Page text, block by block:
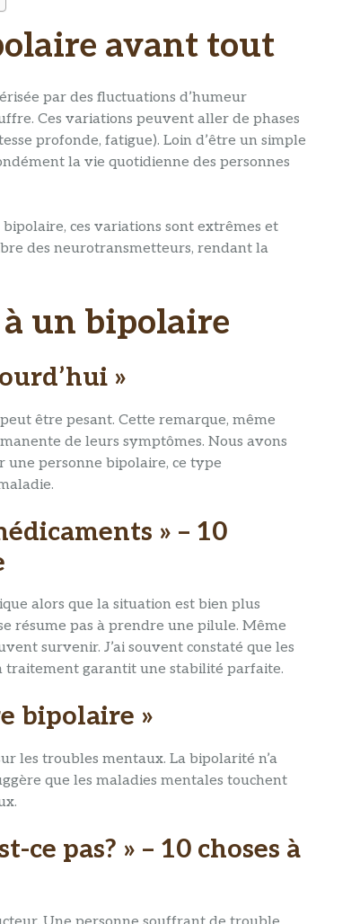
avant tout
par des fluctuations d’humeur
Ces variations peuvent aller de phases
profonde, fatigue). Loin d’être un simple
la vie quotidienne des personnes
ces variations sont extrêmes et
des neurotransmetteurs, rendant la
à un bipolaire
»
être pesant. Cette remarque, même
de leurs symptômes. Nous avons
une personne bipolaire, ce type
» – 10
alors que la situation est bien plus
résume pas à prendre une pilule. Même
survenir. J’ai souvent constaté que les
traitement garantit une stabilité parfaite.
bipolaire »
les troubles mentaux. La bipolarité n’a
que les maladies mentales touchent
ce pas? » – 10 choses à